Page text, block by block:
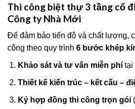
Thi công biệt thự 3 tầng cổ
Công ty Nhà Mới
Để đảm bảo tiến độ và chất lượng,
công theo quy trình 6 bước khép
Khảo sát và tư vấn miễn phítại
Thiết kế kiến trúc – kết cấu –
Ký hợp đồng thi công trọn gói